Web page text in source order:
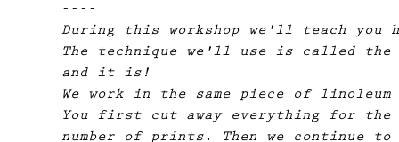
----
During this workshop we'll teach you
The technique we'll use is called
and it is!
We work in the same piece of
You first cut away everything for
number of prints. Then we continue